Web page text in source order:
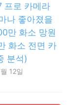
프로 카메라
나 좋아졌을
만 화소 망원
화소 전면 카
분석)
12일